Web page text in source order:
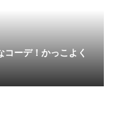
コーデ！かっこよく